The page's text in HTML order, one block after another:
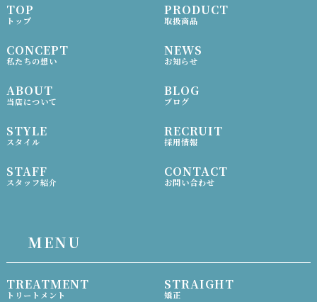
TOP
トップ
CONCEPT
私たちの想い
ABOUT
当店について
STYLE
スタイル
STAFF
スタッフ紹介
PRODUCT
取扱商品
NEWS
お知らせ
BLOG
ブログ
RECRUIT
採用情報
CONTACT
お問い合わせ
MENU
TREATMENT
トリートメント
STRAIGHT
矯正